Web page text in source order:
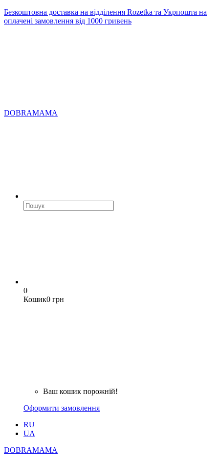
Безкоштовна доставка на відділення Rozetka та Укрпошта на
оплачені замовлення від 1000 гривень
DOBRAMAMA
0
Кошик0 грн
Ваш кошик порожній!
Оформити замовлення
RU
UA
DOBRAMAMA